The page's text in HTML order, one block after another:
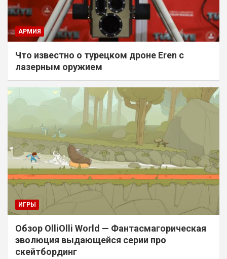
АРМИЯ
Что известно о турецком дроне Eren с
лазерным оружием
ИГРЫ
Обзор OlliOlli World — Фантасмагорическая
эволюция выдающейся серии про
скейтбординг